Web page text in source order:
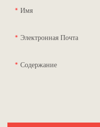
Имя
Электронная Почта
Содержание